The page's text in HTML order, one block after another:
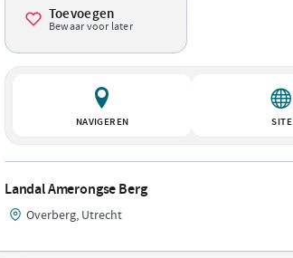
Toevoegen
Bewaar voor later
NAVIGEREN SITE
Landal Amerongse Berg
Overberg, Utrecht